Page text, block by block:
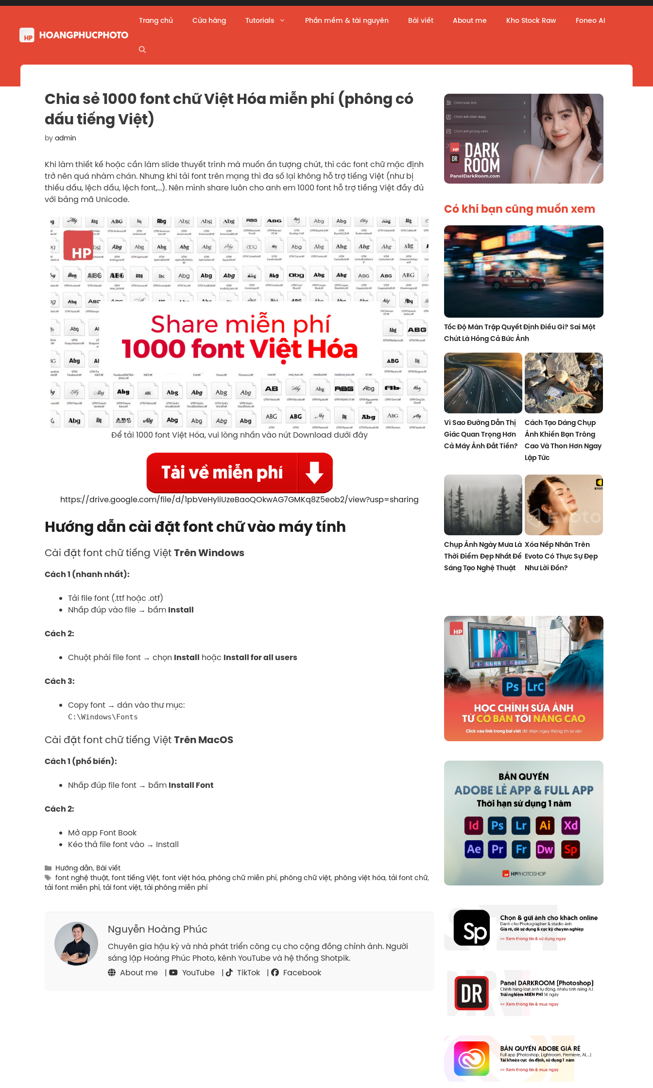
Skip
content
Trang chủ Cửa hàng Tutorials Phần mềm & tài nguyên Bài viết About me Kho Stock Raw Foneo AI
Chia sẻ 1000 font chữ Việt Hóa miễn phí (phông có
dấu tiếng Việt)
by admin
Khi làm thiết kế hoặc cần làm slide thuyết trình mà muốn ấn tượng chút, thì các font chữ mặc định
trở nên quá nhàm chán. Nhưng khi tải font trên mạng thì đa số lại không hỗ trợ tiếng Việt (như bị
thiếu dấu, lệch dấu, lệch font,…). Nên mình share luôn cho anh em 1000 font hỗ trợ tiếng Việt đầy đủ
với bảng mã Unicode.
Để tải 1000 font Việt Hóa, vui lòng nhấn vào nút Download dưới đây
https://drive.google.com/file/d/1pbVeHyliUzeBaoQOkwAG7GMKq8Z5eob2/view?usp=sharing
Hướng dẫn cài đặt font chữ vào máy tính
Cài đặt font chữ tiếng ViệtTrên Windows
Cách 1 (nhanh nhất):
Tải file font (.ttf hoặc .otf)
Nhấp đúp vào file → bấm Install
Cách 2:
Chuột phải file font → chọn Install hoặc Install for all users
Cách 3:
Copy font → dán vào thư mục:
C:\Windows\Fonts
Cài đặt font chữ tiếng ViệtTrên MacOS
Cách 1 (phổ biến):
Nhấp đúp file font → bấm Install Font
Cách 2:
Mở app Font Book
Kéo thả file font vào → Install
Categories
Hướng dẫn, Bài viết
Tags
font nghệ thuật, font tiếng Việt, font việt hóa, phông chữ miễn phí, phông chữ việt, phông việt hóa, tải font chữ,
tải font miễn phí, tải font việt, tải phông miễn phí
Nguyễn Hoàng Phúc
Chuyên gia hậu kỳ và nhà phát triển công cụ cho cộng đồng chỉnh ảnh. Người
sáng lập Hoàng Phúc Photo, kênh YouTube và hệ thống Shotpik.
About me
| YouTube | TikTok | Facebook
Có khi bạn cũng muốn xem
Tốc Độ Màn Trập Quyết Định Điều Gì? Sai Một
Chút Là Hỏng Cả Bức Ảnh
Vì Sao Đường Dẫn Thị
Giác Quan Trọng Hơn
Cả Máy Ảnh Đắt Tiền?
Cách Tạo Dáng Chụp
Ảnh Khiến Bạn Trông
Cao Và Thon Hơn Ngay
Lập Tức
Chụp Ảnh Ngày Mưa Là
Thời Điểm Đẹp Nhất Để
Sáng Tạo Nghệ Thuật
Xóa Nếp Nhăn Trên
Evoto Có Thực Sự Đẹp
Như Lời Đồn?